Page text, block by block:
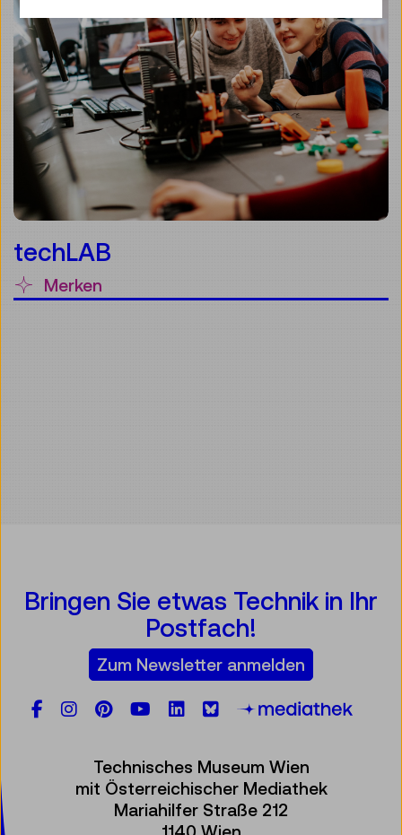
techLAB
Merken
Bringen Sie etwas Technik in Ihr
Postfach!
Zum Newsletter anmelden
Facebook
Instagram
Pinterest
YouTube
LinkedIn
Bluesky
Technisches Museum Wien
mit Österreichischer Mediathek
Mariahilfer Straße 212
1140 Wien